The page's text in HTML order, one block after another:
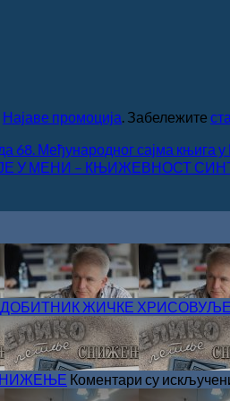
Најаве промоција. Забележите
68. Међународног сајма књига
ЈЕ У МЕНИ – КЊИЖЕВНОСТ
ЖИЧКЕ ХРИСОВУЉЕ
Коментари су